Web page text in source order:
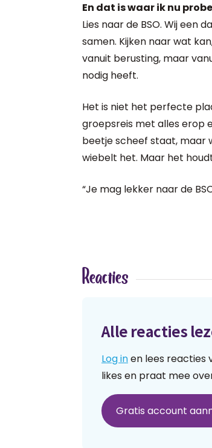
En dat is waar ik nu
Lies naar de BSO. Wij een
samen. Kijken naar wat
vanuit berusting, maar
nodig heeft.
Het is niet het perfecte
groepsreis met alles erop
beetje scheef staat, maar
wiebelt het. Maar het
“Je mag lekker naar de
Reacties
Alle reacties
Log inen lees reacties
likes en praat mee
Gratis account